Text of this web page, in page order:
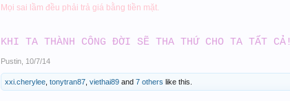
Mọi sai lầm đều phải trả giá bằng tiền mặt.
KHI TA THÀNH CÔNG ĐỜI SẼ THA THỨ CHO TA TẤT CẢ!
Pustin 10/7/14
xxi.cherylee tonytran87 viethai89 and 7 others like this.